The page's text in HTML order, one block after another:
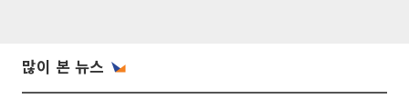
많이 본 뉴스